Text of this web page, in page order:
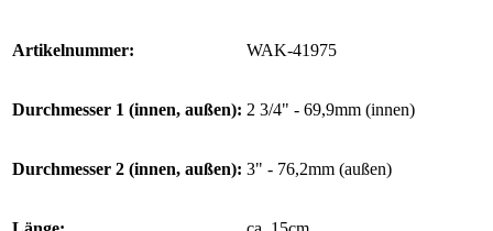
Artikelnummer: WAK-41975
Durchmesser 1 (innen, außen): 2 3/4" - 69,9mm (innen)
Durchmesser 2 (innen, außen): 3" - 76,2mm (außen)